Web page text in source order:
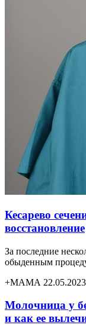
Кесарево
восстановление
За последние
обыденным
+МАМА 22.05.2023
Молочница у
и как ее